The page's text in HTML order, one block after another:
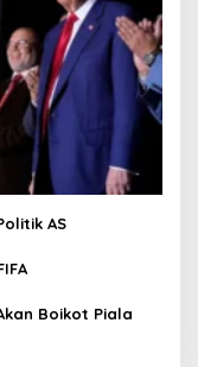
AS
Boikot Piala